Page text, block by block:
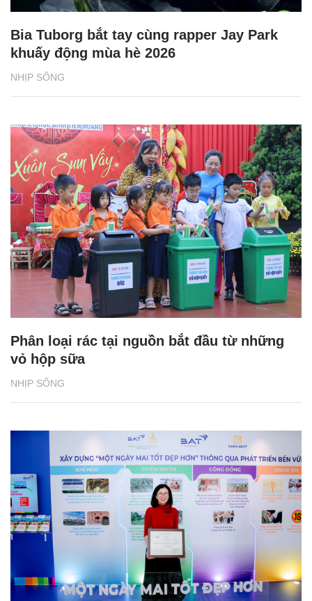
NHỊP SỐNG
Bia Tuborg bắt tay cùng rapper Jay Park
khuấy động mùa hè 2026
NHỊP SỐNG
Phân loại rác tại nguồn bắt đầu từ những
vỏ hộp sữa